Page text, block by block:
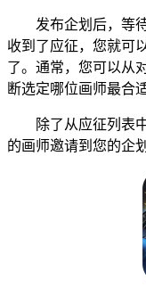
发布企划后，等待
收到了应征，您就可
了。通常，您可以从
断选定哪位画师最合适
除了从应征列表中
的画师邀请到您的企